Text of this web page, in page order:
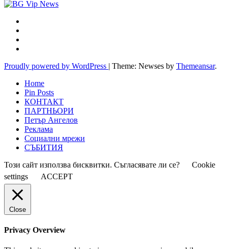
Proudly powered by WordPress | Theme: Newses by Themeansar.
Home
Pin Posts
КОНТАКТ
ПАРТНЬОРИ
Петър Ангелов
Реклама
Социални мрежи
СЪБИТИЯ
Този сайт използва бисквитки. Съгласявате ли се?
Cookie
settings
ACCEPT
Close
Privacy Overview